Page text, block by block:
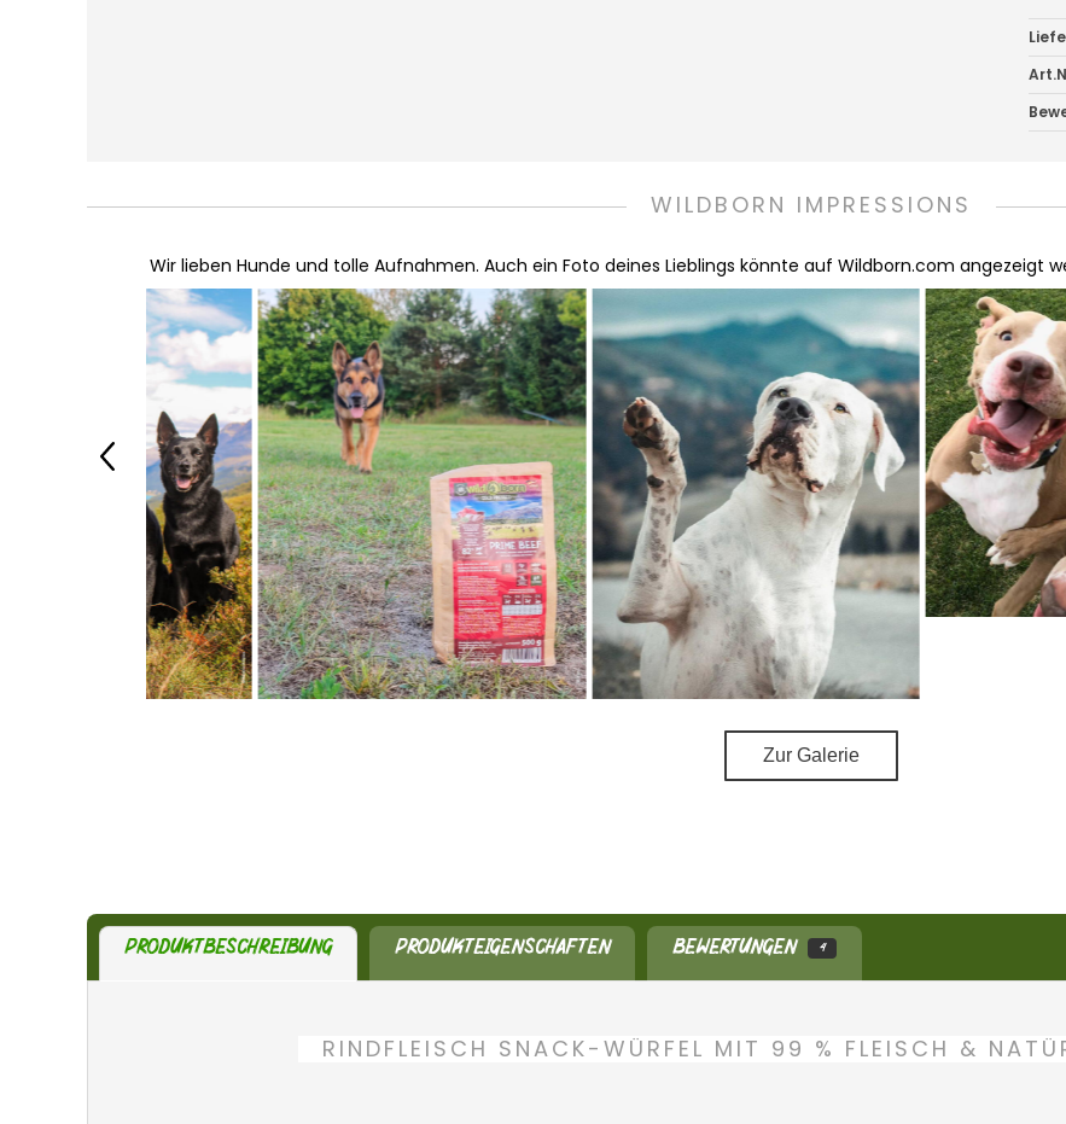
WILDBORN IMPRESSIONS
Wir lieben Hunde und tolle Aufnahmen. Auch ein Foto deines Lieblings könnte auf Wildborn.com angezeigt
Zur Galerie
PRODUKTBESCHREIBUNG PRODUKTEIGENSCHAFTEN BEWERTUNGEN 4
RINDFLEISCH SNACK-WÜRFEL MIT 99 % FLEISCH &